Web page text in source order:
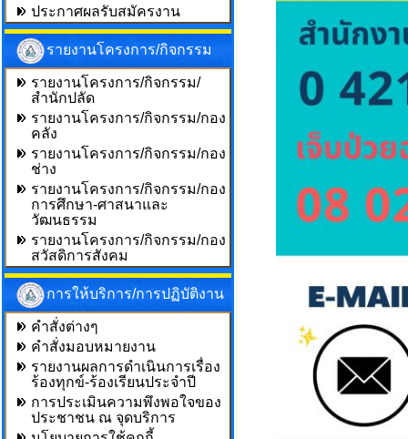
ประกาศผลรับสมัครงาน
รายงานโครงการ/กิจกรรม
รายงานโครงการ/กิจกรรม/
สำนักปลัด
รายงานโครงการ/กิจกรรม/กอง
คลัง
รายงานโครงการ/กิจกรรม/กอง
ช่าง
รายงานโครงการ/กิจกรรม/กอง
การศึกษา-ศาสนาและ
วัฒนธรรม
รายงานโครงการ/กิจกรรม/กอง
สวัสดิการสังคม
การให้บริการ/การปฏิบัติงาน
คำสั่งต่างๆ
คำสั่งมอบหมายงาน
รายงานผลการดำเนินการเรื่อง
ร้องทุกข์-ร้องเรียนประจำปี
การประเมินความพึงพอใจของ
ประชาชน ณ จุดบริการ